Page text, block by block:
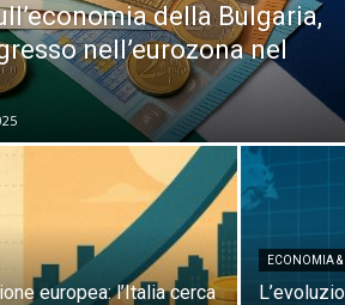
della Bulgaria,
nell’eurozona nel
europea: l’Italia cerca
ECONOMIA &